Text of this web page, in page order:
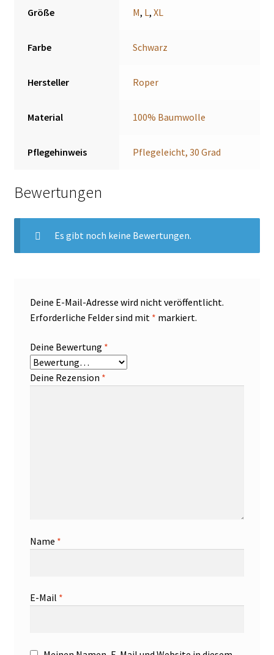
Größe M, L,XL
Farbe Schwarz
Hersteller Roper
Material 100% Baumwolle
Pflegehinweis Pflegeleicht, 30 Grad
Bewertungen
Es gibt noch keine Bewertungen.
Deine E-Mail-Adresse wird nicht veröffentlicht.
Erforderliche Felder sind mit * markiert.
Deine Bewertung *
Deine Rezension *
Name *
E-Mail *